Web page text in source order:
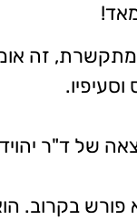
זה
של ד"ר
בקרוב.